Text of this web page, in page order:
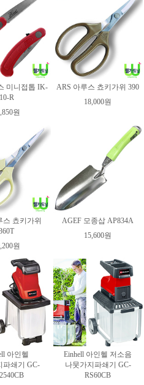
미니접톱 IK-
10-R
원
ARS 아루스 쵸키가위 390
18,000원
스 쵸키가위
원
AGEF 모종삽 AP834A
15,600원
아인헬
파쇄기 GC-
Einhell 아인헬 저소음
나뭇가지파쇄기 GC-
RS60CB